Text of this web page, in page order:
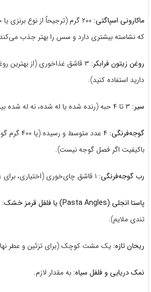
ماکارونی اسپاگتی:
۲۰۰ گرم (ترجیحاً از نوع
که نشاسته بیشتری دارد و سس را بهتر جذب
روغن زیتون فرابکر:
۳ قاشق غذاخوری (از بهترین
دارید استفاده کنید).
سیر:
گوجه‌فرنگی:
۴ عدد متوسط
باکیفیت اگر فصل گوجه نیست).
رب گوجه‌فرنگی:
پاستا انجلی (Pasta Angles) یا فلفل قرمز خشک:
تندی ملایم).
ریحان تازه: یک مشت کوچک (برای تزئین و عطر
نمک دریایی و فلفل سیاه: به مقدار لازم.